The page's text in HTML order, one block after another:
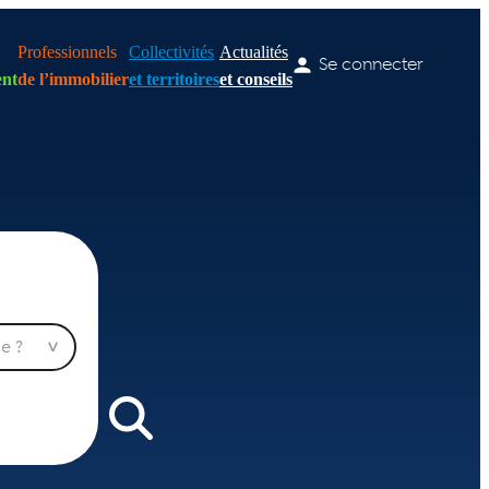
Professionnels
de l’immobilier
Collectivités
et territoires
Actualités
et conseils
Se connecter